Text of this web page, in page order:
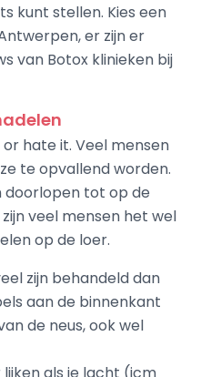
kunt stellen. Kies een
er zijn er
van Botox klinieken bij
hate it. Veel mensen
te opvallend worden.
doorlopen tot op de
veel mensen het wel
op de loer.
zijn behandeld dan
aan de binnenkant
de neus, ook wel